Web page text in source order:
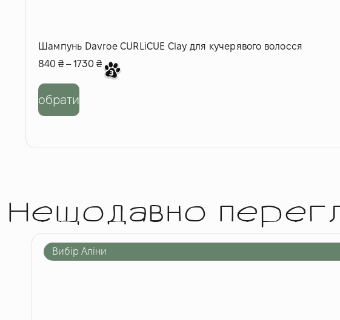
Шампунь Davroe CURLiCUE Clay для кучерявого волосся
840 ₴ – 1730 ₴
обрати
Нещодавно
Вибір Аліни